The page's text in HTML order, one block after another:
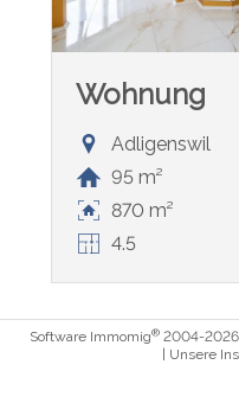
Wohnung
Adligenswil
95 m²
870 m²
4.5
Software Immomig® 2004-
| Unsere